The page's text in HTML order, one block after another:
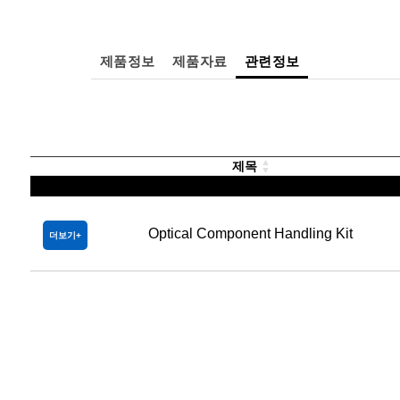
제품정보 제품자료 관련정보
제목
더보기 Optical Component Handling Kit